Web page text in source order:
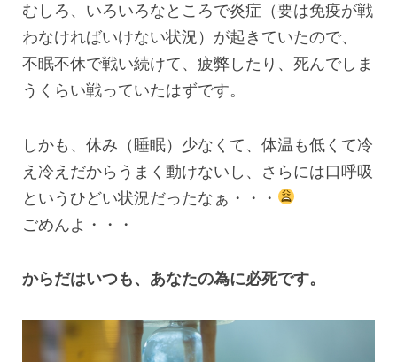
むしろ、いろいろなところで炎症（要は免疫が戦
わなければいけない状況）が起きていたので、
不眠不休で戦い続けて、疲弊したり、死んでしま
うくらい戦っていたはずです。
しかも、休み（睡眠）少なくて、体温も低くて冷
え冷えだからうまく動けないし、さらには口呼吸
というひどい状況だったなぁ・・・
ごめんよ・・・
からだはいつも、あなたの為に必死です。